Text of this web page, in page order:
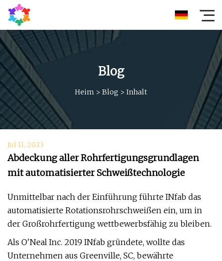
Blog
Heim > Blog > Inhalt
Jul 11, 2023
Abdeckung aller Rohrfertigungsgrundlagen
mit automatisierter Schweißtechnologie
Unmittelbar nach der Einführung führte INfab das
automatisierte Rotationsrohrschweißen ein, um in
der Großrohrfertigung wettbewerbsfähig zu bleiben.
Als O'Neal Inc. 2019 INfab gründete, wollte das
Unternehmen aus Greenville, SC, bewährte